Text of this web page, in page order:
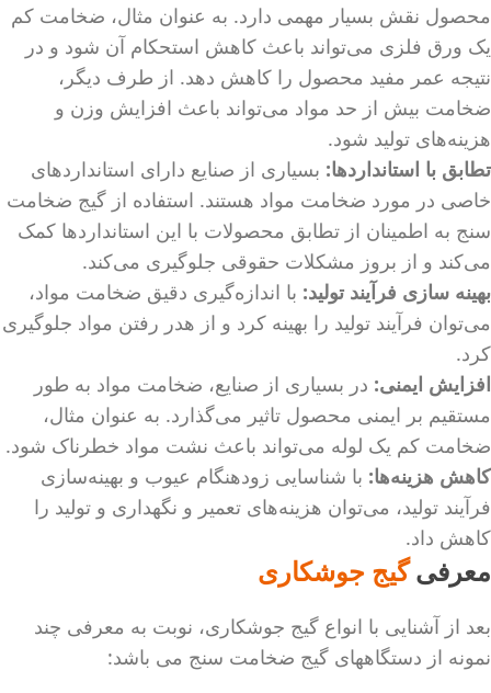
محصول نقش بسیار مهمی دارد. به عنوان مثال، ضخامت کم
یک ورق فلزی می‌تواند باعث کاهش استحکام آن شود و در
نتیجه عمر مفید محصول را کاهش دهد. از طرف دیگر،
ضخامت بیش از حد مواد می‌تواند باعث افزایش وزن و
هزینه‌های تولید شود.
تطابق با استانداردها: بسیاری از صنایع دارای استانداردهای
خاصی در مورد ضخامت مواد هستند. استفاده از گیج ضخامت
سنج به اطمینان از تطابق محصولات با این استانداردها کمک
می‌کند و از بروز مشکلات حقوقی جلوگیری می‌کند.
بهینه‌ سازی فرآیند تولید: با اندازه‌گیری دقیق ضخامت مواد،
می‌توان فرآیند تولید را بهینه کرد و از هدر رفتن مواد جلوگیری
کرد.
افزایش ایمنی: در بسیاری از صنایع، ضخامت مواد به طور
مستقیم بر ایمنی محصول تاثیر می‌گذارد. به عنوان مثال،
ضخامت کم یک لوله می‌تواند باعث نشت مواد خطرناک شود.
کاهش هزینه‌ها: با شناسایی زودهنگام عیوب و بهینه‌سازی
فرآیند تولید، می‌توان هزینه‌های تعمیر و نگهداری و تولید را
کاهش داد.
معرفیگیج جوشکاری
بعد از آشنایی با انواع گیج جوشکاری، نوبت به معرفی چند
نمونه از دستگاههای گیج ضخامت سنج می باشد: